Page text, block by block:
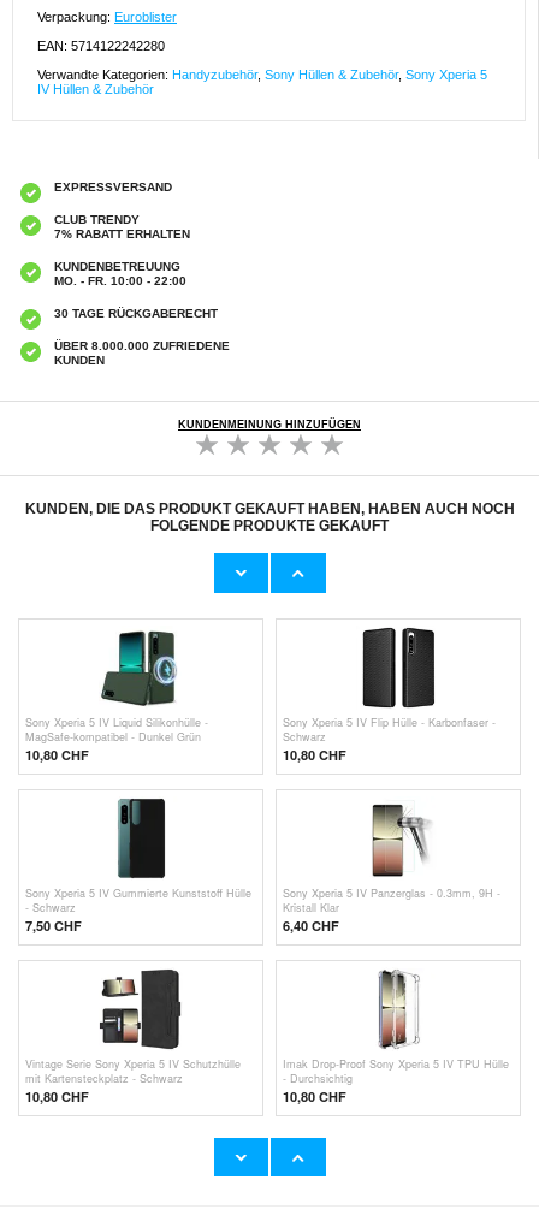
Verpackung: Euroblister
EAN: 5714122242280
Verwandte Kategorien: Handyzubehör, Sony Hüllen & Zubehör, Sony Xperia 5
IV Hüllen & Zubehör
EXPRESSVERSAND
CLUB TRENDY
7% RABATT ERHALTEN
KUNDENBETREUUNG
MO. - FR. 10:00 - 22:00
30 TAGE RÜCKGABERECHT
ÜBER 8.000.000 ZUFRIEDENE
KUNDEN
KUNDENMEINUNG HINZUFÜGEN
KUNDEN, DIE DAS PRODUKT GEKAUFT HABEN, HABEN AUCH NOCH
FOLGENDE PRODUKTE GEKAUFT
Anti-Rutsch Sony Xperia 5 IV TPU Hülle -
Sony Xperia 5 IV Schutzhülle mit
Sony Xperia 5 IV Liquid Silikonhülle -
MagSafe-kompatibel - Dunkel Grün
10,80 CHF
Sony Xperia 5 IV Flip Hülle - Karbonfaser -
Schwarz
10,80 CHF
Sony Xperia 5 IV Gummierte Kunststoff Hülle
- Schwarz
7,50 CHF
Sony Xperia 5 IV Panzerglas - 0.3mm, 9H -
Kristall Klar
6,40 CHF
Vintage Serie Sony Xperia 5 IV Schutzhülle
mit Kartensteckplatz - Schwarz
10,80 CHF
Imak Drop-Proof Sony Xperia 5 IV TPU Hülle
- Durchsichtig
10,80 CHF